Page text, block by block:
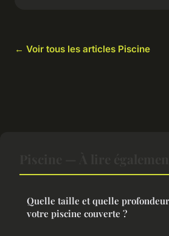
← Voir tous les articles Piscine
Quelle taille et quelle
votre piscine couverte ?